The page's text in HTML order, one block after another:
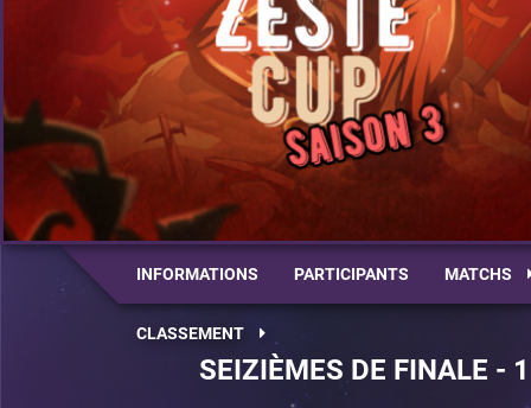
INFORMATIONS PARTICIPANTS MATCHS
CLASSEMENT
SEIZIÈMES DE FINALE